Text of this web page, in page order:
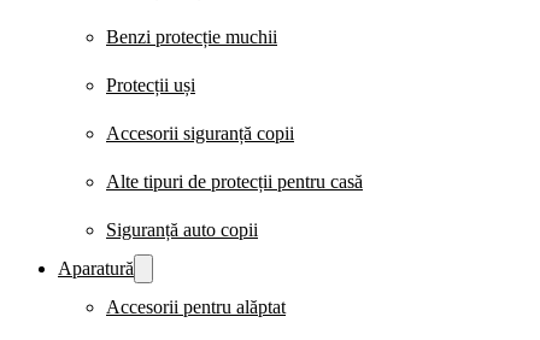
Benzi protecție muchii
Protecții uși
Accesorii siguranță copii
Alte tipuri de protecții pentru casă
Siguranță auto copii
Aparatură
Accesorii pentru alăptat